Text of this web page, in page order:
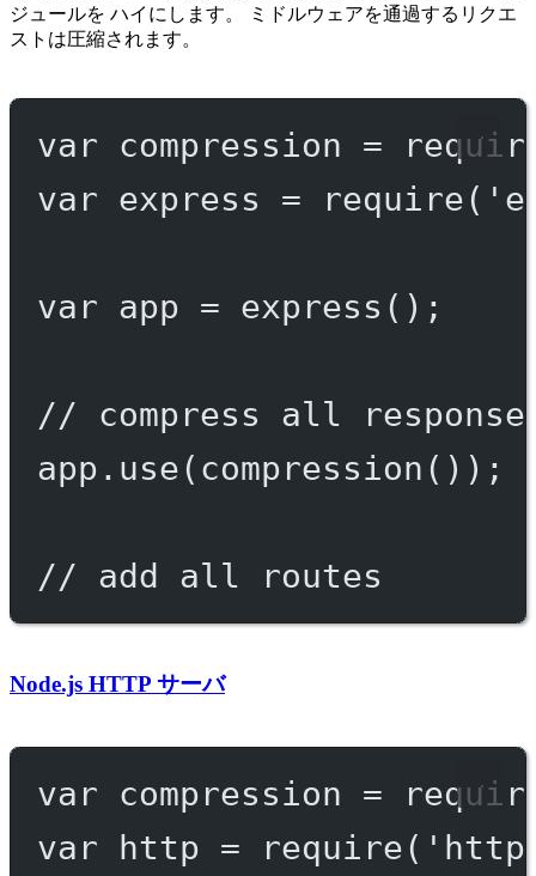
ジュールを ハイにします。 ミドルウェアを通過するリクエ
ストは圧縮されます。
var compression =
var express = require(
var app = express ();
// compress all
app. use( compression ());
// add all routes
Node.js HTTP サーバ
var compression =
var http = require(